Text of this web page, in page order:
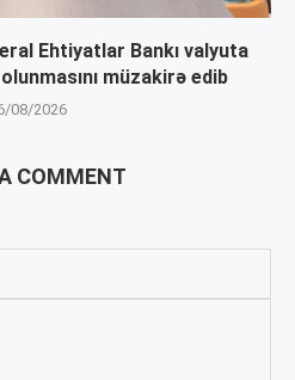
Ehtiyatlar Bankı valyuta
müzakirə edib
08/2026
COMMENT